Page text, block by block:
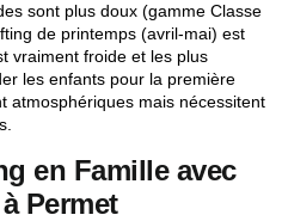
sont plus doux (gamme Classe
de printemps (avril-mai) est
vraiment froide et les plus
les enfants pour la première
atmosphériques mais nécessitent
en Famille avec
Permet